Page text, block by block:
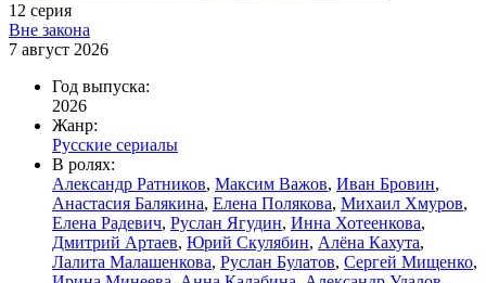
12 серия
Вне закона
7 август 2026
Год выпуска:
2026
Жанр:
Русские сериалы
В ролях:
Александр Ратников, Максим Важов, Иван Бровин,
Анастасия Балякина, Елена Полякова, Михаил Хмуров,
Елена Радевич, Руслан Ягудин, Инна Хотеенкова,
Дмитрий Артаев, Юрий Скулябин, Алёна Кахута,
Лалита Малашенкова, Руслан Булатов, Сергей Мищенко,